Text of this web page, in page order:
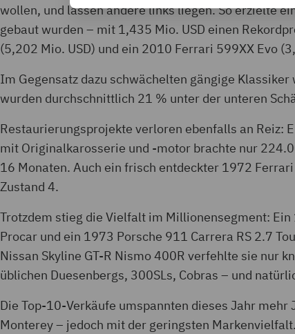
wollen, und lassen andere links liegen. So erzielte
gebaut wurden – mit 1,435 Mio. USD einen
(5,202 Mio. USD) und ein 2010 Ferrari 599XX Evo
Im Gegensatz dazu schwächelten gängige
wurden durchschnittlich 21 % unter der unteren
Restaurierungsprojekte verloren ebenfalls an Reiz:
mit Originalkarosserie und -motor brachte nur
16 Monaten. Auch ein frisch entdeckter 1972
Zustand 4.
Trotzdem stieg die Vielfalt im Millionensegment:
Procar und ein 1973 Porsche 911 Carrera RS 2.7
Nissan Skyline GT-R Nismo 400R verfehlte sie nur
üblichen Duesenbergs, 300SLs, Cobras – und
Die Top-10-Verkäufe umspannten dieses Jahr
Monterey – jedoch mit der geringsten